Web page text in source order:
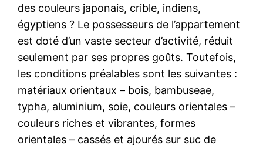
des couleurs japonais, crible, indiens,
égyptiens ? Le possesseurs de l’appartement
est doté d’un vaste secteur d’activité, réduit
seulement par ses propres goûts. Toutefois,
les conditions préalables sont les suivantes :
matériaux orientaux – bois, bambuseae,
typha, aluminium, soie, couleurs orientales –
couleurs riches et vibrantes, formes
orientales – cassés et ajourés sur suc de